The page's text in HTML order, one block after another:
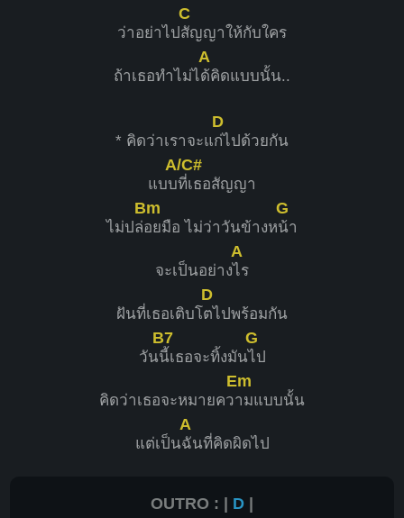
ว่าอย่าไป
C
สัญญาให้กับใคร
ถ้าเธอทำไม่ไ
A
ด้คิดแบบนั้น..
* คิดว่าเราจะแ
D
ก่ไปด้วยกัน
แบบ
A/C#
ที่เธอสัญญา
ไม่ปล่
Bm
อยมือ ไม่ว่าวันข้างห
G
น้า
จะเป็นอย่าง
A
ไร
ฝันที่เธอเติบโ
D
ตไปพร้อมกัน
วัน
B7
นี้เธอจะทิ้งมัน
G
ไป
คิดว่าเธอจะหมายคว
Em
ามแบบนั้น
แต่เป็น
A
ฉันที่คิดผิดไป
OUTRO : | D |